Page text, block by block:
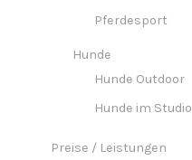
Pferdesport
Hunde
Hunde Outdoor
Hunde im Studio
Preise / Leistungen